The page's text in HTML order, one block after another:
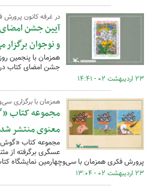
در غرفه کانون پرورش
آیین جشن
و نوجوان برگزار
همزمان با پنجمین
جشن امضای کتاب در
۲۳ اردیبهشت ۰۲ - ۱۴:۴۱
همزمان با برگزاری
مجموعه کتاب
معنوی منتشر شد
مجموعه کتاب «گوش
عسگری برگرفته از
پرورش فکری همزمان با سی‌وچهارمین نمایشگاه
۲۳ اردیبهشت ۰۲ - ۱۳:۰۴